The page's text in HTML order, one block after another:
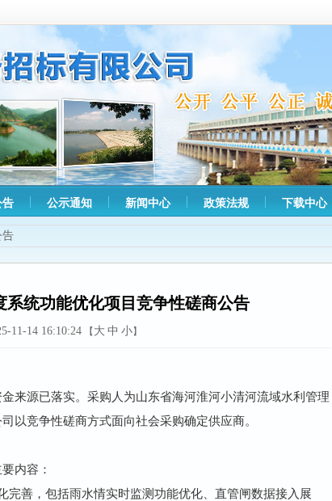
告 公示通知 新闻中心 政策法规 下载中心
告
系统功能优化项目竞争性磋商公告
11-14 16:10:24 【 大 中 小】
来源已落实。采购人为山东省海河淮河小清河流域水利管理
以竞争性磋商方式面向社会采购确定供应商。
内容：
完善，包括雨水情实时监测功能优化、直管闸数据接入展